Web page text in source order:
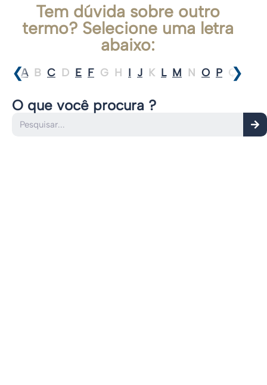
Tem dúvida sobre outro
termo? Selecione uma letra
abaixo:
❮A B C D E F G H I J K L M N O P Q
❯
O que você procura ?